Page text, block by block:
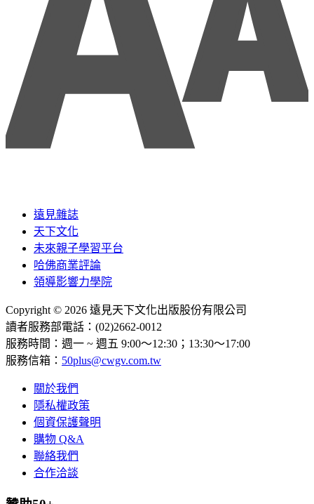
遠見雜誌
天下文化
未來親子學習平台
哈佛商業評論
領導影響力學院
Copyright © 2026 遠見天下文化出版股份有限公司
讀者服務部電話：(02)2662-0012
服務時間：週一 ~ 週五 9:00～12:30；13:30～17:00
服務信箱： 50plus@cwgv.com.tw
關於我們
隱私權政策
個資保護聲明
購物 Q&A
聯絡我們
合作洽談